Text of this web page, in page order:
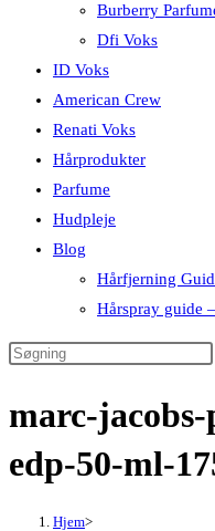
Burberry
Dfi Voks
ID Voks
American Crew
Renati Voks
Hårprodukter
Parfume
Hudpleje
Blog
Hårfjerning
Hårspray guide
marc-
edp-50-ml-
Hjem>